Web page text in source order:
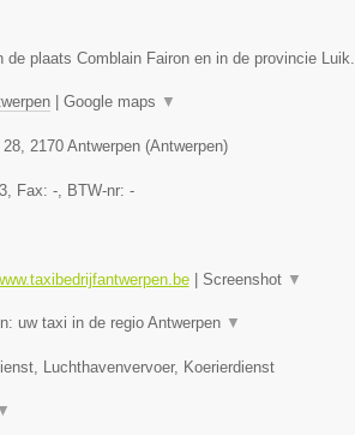
de plaats Comblain Fairon en in de provincie Luik.
| Google maps ▼
, 2170 Antwerpen(Antwerpen)
, Fax: -, BTW-nr: -
| Screenshot ▼
uw taxi in de regio Antwerpen ▼
Luchthavenvervoer, Koerierdienst
▼